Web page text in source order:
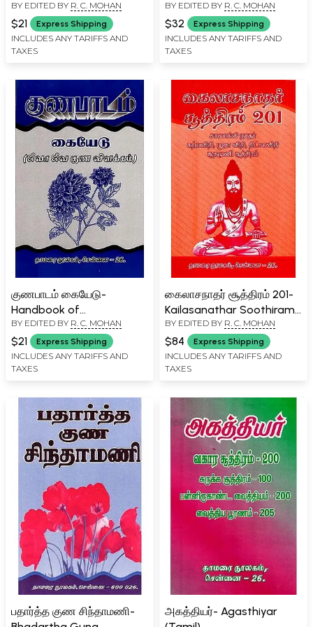
Thirty Sutras (Tamil)
BY EDITED BY R. C. MOHAN
$21 Express Shipping
INCLUDES ANY TARIFFS AND
TAXES
Amutham (Tamil)
BY EDITED BY R. C. MOHAN
$32 Express Shipping
INCLUDES ANY TARIFFS AND
TAXES
குணபாடம் கையேடு-
Handbook of
Characterization
(Explanation of Jiva Jiva
Guna in Tamil)
BY EDITED BY R. C. MOHAN
$21 Express Shipping
INCLUDES ANY TARIFFS AND
TAXES
கைலாசநாதர் சூத்திரம் 201-
Kailasanathar Soothiram
201 (Tamil)
BY EDITED BY R. C. MOHAN
$84 Express Shipping
INCLUDES ANY TARIFFS AND
TAXES
பதார்த்த குண சிந்தாமணி-
அகத்தியர்- Agasthiyar